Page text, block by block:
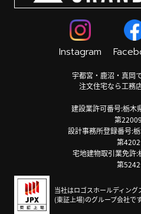
Instagram
宇都宮・鹿沼・真岡
注文住宅なら工務
建設業許可番号:栃木
第
設計事務所登録番号:
第
宅地建物取引業免許:
第
当社はロゴスホールディング
(東証上場)のグループ会社で